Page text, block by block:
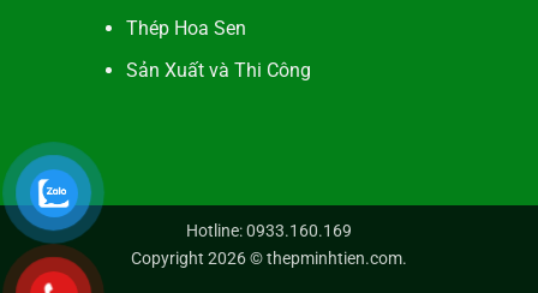
Thép Hoa Sen
Sản Xuất và Thi Công
Hotline: 0933.160.169
Copyright 2026 ©thepminhtien.com.